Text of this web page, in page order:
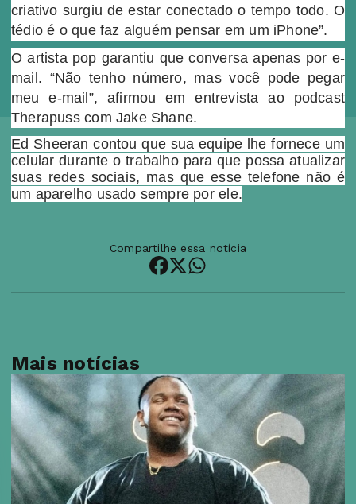
criativo surgiu de estar conectado o tempo todo. O
tédio é o que faz alguém pensar em um iPhone”.
O artista pop garantiu que conversa apenas por e-
mail. “Não tenho número, mas você pode pegar
meu e-mail”, afirmou em entrevista ao podcast
Therapuss com Jake Shane.
Ed Sheeran contou que sua equipe lhe fornece um
celular durante o trabalho para que possa atualizar
suas redes sociais, mas que esse telefone não é
um aparelho usado sempre por ele.
Compartilhe essa notícia
Mais notícias